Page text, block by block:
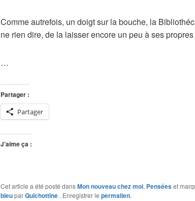
Comme autrefois, un doigt sur la bouche, la
ne rien dire, de la laisser encore un peu à ses
…
Partager :
Partager
J’aime ça :
Cet article a été posté dansMon nouveau chez moi, Penséeset
bleuparQuichottine . Enregistrer le permalien.